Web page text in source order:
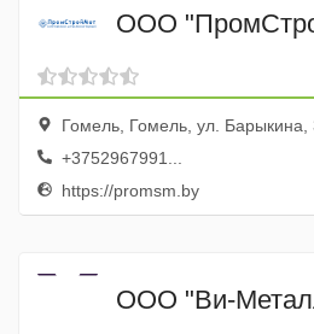
ООО
Гомель, Гомель, ул. Барыкина,
+3752967991...
https://promsm.by
ООО "Ви-